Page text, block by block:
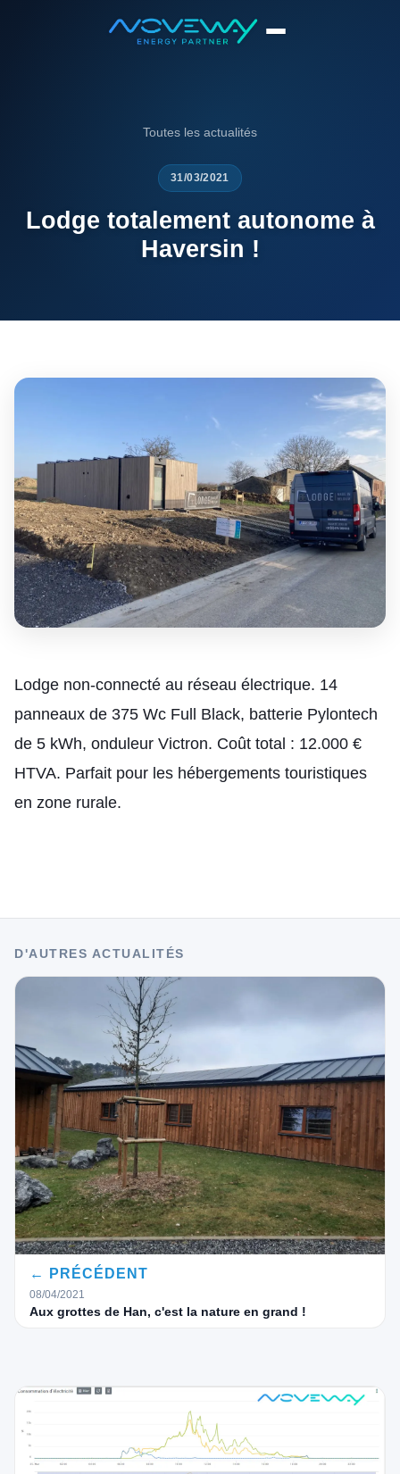
Toutes les actualités
31/03/2021
Lodge totalement autonome à
Haversin !
Lodge non-connecté au réseau électrique. 14
panneaux de 375 Wc Full Black, batterie Pylontech
de 5 kWh, onduleur Victron. Coût total : 12.000 €
HTVA. Parfait pour les hébergements touristiques
en zone rurale.
D'AUTRES ACTUALITÉS
← PRÉCÉDENT
08/04/2021
Aux grottes de Han, c'est la nature en grand !